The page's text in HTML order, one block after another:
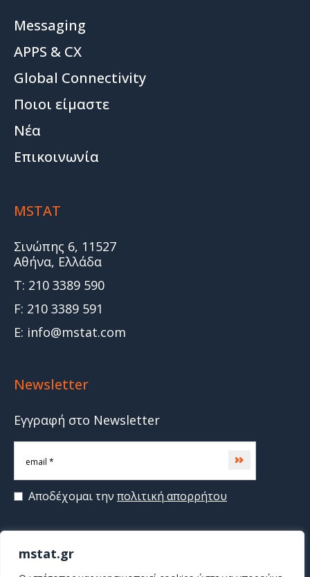
mstat.gr
Messaging
APPS & CX
Global Connectivity
Ποιοι είμαστε
Νέα
Επικοινωνία
MSTAT
Σινώπης 6, 11527
Αθήνα, Ελλάδα
T: 210 3389 590
F: 210 3389 591
E: info@mstat.com
Newsletter
Εγγραφή στο Newsletter
Subscribe
Αποδέχομαι την πολιτική απορρήτου
>